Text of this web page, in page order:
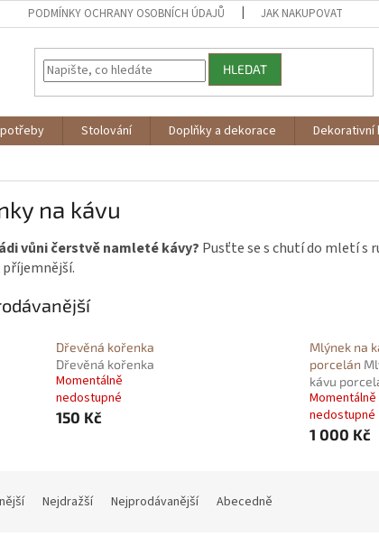
PODMÍNKY OCHRANY OSOBNÍCH ÚDAJŮ JAK NAKUPOVAT
HLEDAT
Stolování Doplňky a dekorace Dekorativní
na kávu
vůni čerstvě namleté kávy? Pusťte se s chutí do mletí s
příjemnější.
Dřevěná kořenka
Dřevěná kořenka
Momentálně
nedostupné
150 Kč
Mlýnek na
porcelán
kávu
Momentálně
nedostupné
1 000 Kč
Nejdražší Nejprodávanější Abecedně